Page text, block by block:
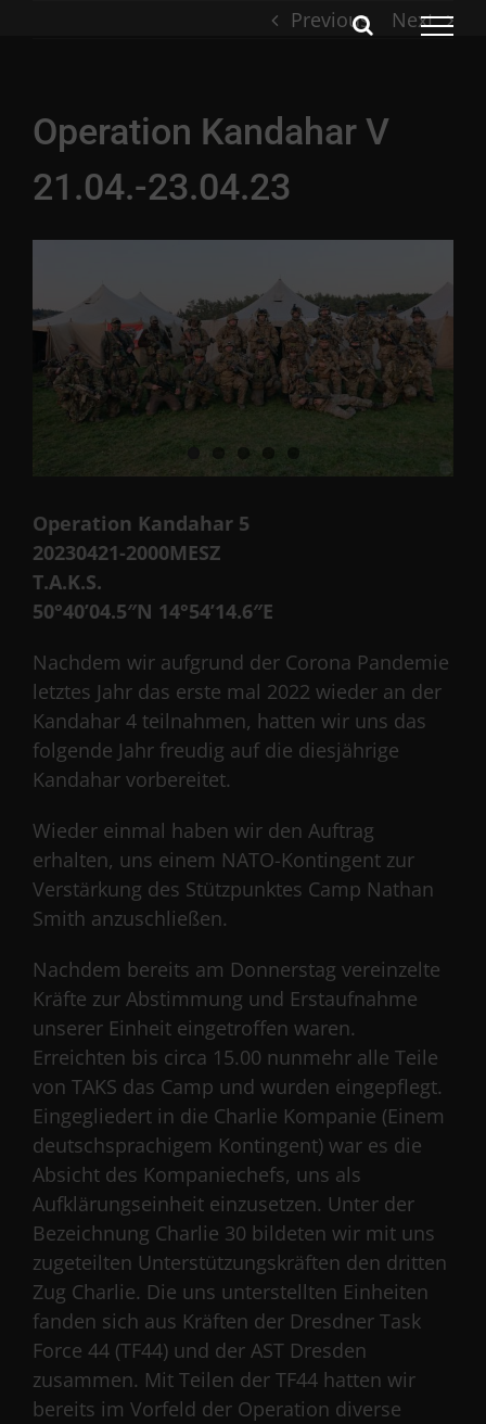
Previous Next
Operation Kandahar V
21.04.-23.04.23
Operation Kandahar 5
20230421-2000MESZ
T.A.K.S.
50°40’04.5″N 14°54’14.6″E
Nachdem wir aufgrund der Corona Pandemie
letztes Jahr das erste mal 2022 wieder an der
Kandahar 4 teilnahmen, hatten wir uns das
folgende Jahr freudig auf die diesjährige
Kandahar vorbereitet.
Wieder einmal haben wir den Auftrag
erhalten, uns einem NATO-Kontingent zur
Verstärkung des Stützpunktes Camp Nathan
Smith anzuschließen.
Nachdem bereits am Donnerstag vereinzelte
Kräfte zur Abstimmung und Erstaufnahme
unserer Einheit eingetroffen waren.
Erreichten bis circa 15.00 nunmehr alle Teile
von TAKS das Camp und wurden eingepflegt.
Eingegliedert in die Charlie Kompanie (Einem
deutschsprachigem Kontingent) war es die
Absicht des Kompaniechefs, uns als
Aufklärungseinheit einzusetzen. Unter der
Bezeichnung Charlie 30 bildeten wir mit uns
zugeteilten Unterstützungskräften den dritten
Zug Charlie. Die uns unterstellten Einheiten
fanden sich aus Kräften der Dresdner Task
Force 44 (TF44) und der AST Dresden
zusammen. Mit Teilen der TF44 hatten wir
bereits im Vorfeld der Operation diverse